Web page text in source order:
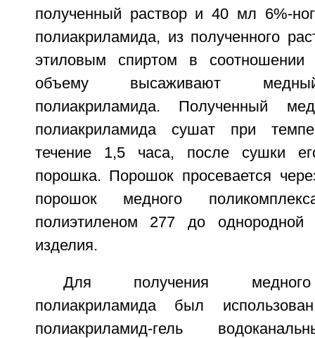
полученный раствор и 40 мл 6%-
полиакриламида, из полученного
этиловым спиртом в
объему высаживают
полиакриламида. Полученный
полиакриламида сушат при
течение 1,5 часа, после сушки
порошка. Порошок просевается
порошок медного
полиэтиленом 277 до
изделия.
Для получения медного
полиакриламида был
полиакриламид-гель